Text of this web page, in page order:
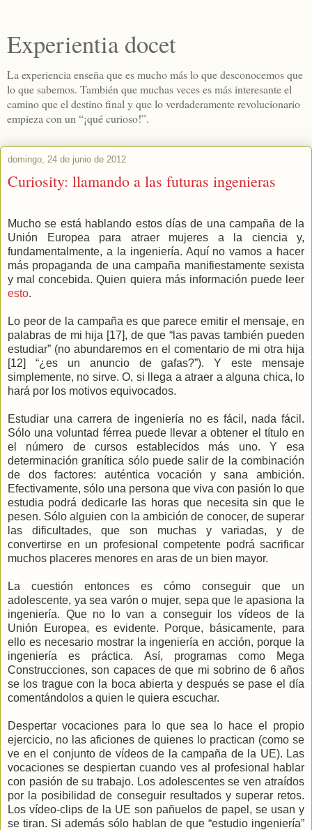
Experientia docet
La experiencia enseña que es mucho más lo que desconocemos que
lo que sabemos. También que muchas veces es más interesante el
camino que el destino final y que lo verdaderamente revolucionario
empieza con un “¡qué curioso!”.
domingo, 24 de junio de 2012
Curiosity: llamando a las futuras ingenieras
Mucho se está hablando estos días de una campaña de la
Unión Europea para atraer mujeres a la ciencia y,
fundamentalmente, a la ingeniería. Aquí no vamos a hacer
más propaganda de una campaña manifiestamente sexista
y mal concebida. Quien quiera más información puede leer
esto.
Lo peor de la campaña es que parece emitir el mensaje, en
palabras de mi hija [17], de que “las pavas también pueden
estudiar” (no abundaremos en el comentario de mi otra hija
[12] “¿es un anuncio de gafas?”). Y este mensaje
simplemente, no sirve. O, si llega a atraer a alguna chica, lo
hará por los motivos equivocados.
Estudiar una carrera de ingeniería no es fácil, nada fácil.
Sólo una voluntad férrea puede llevar a obtener el título en
el número de cursos establecidos más uno. Y esa
determinación granítica sólo puede salir de la combinación
de dos factores: auténtica vocación y sana ambición.
Efectivamente, sólo una persona que viva con pasión lo que
estudia podrá dedicarle las horas que necesita sin que le
pesen. Sólo alguien con la ambición de conocer, de superar
las dificultades, que son muchas y variadas, y de
convertirse en un profesional competente podrá sacrificar
muchos placeres menores en aras de un bien mayor.
La cuestión entonces es cómo conseguir que un
adolescente, ya sea varón o mujer, sepa que le apasiona la
ingeniería. Que no lo van a conseguir los vídeos de la
Unión Europea, es evidente. Porque, básicamente, para
ello es necesario mostrar la ingeniería en acción, porque la
ingeniería es práctica. Así, programas como Mega
Construcciones, son capaces de que mi sobrino de 6 años
se los trague con la boca abierta y después se pase el día
comentándolos a quien le quiera escuchar.
Despertar vocaciones para lo que sea lo hace el propio
ejercicio, no las aficiones de quienes lo practican (como se
ve en el conjunto de vídeos de la campaña de la UE). Las
vocaciones se despiertan cuando ves al profesional hablar
con pasión de su trabajo. Los adolescentes se ven atraídos
por la posibilidad de conseguir resultados y superar retos.
Los vídeo-clips de la UE son pañuelos de papel, se usan y
se tiran. Si además sólo hablan de que “estudio ingeniería”